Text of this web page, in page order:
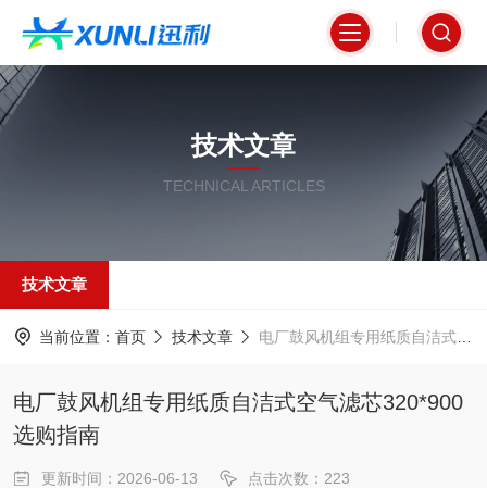
技术文章
TECHNICAL ARTICLES
技术文章
当前位置： 首页 技术文章 电厂鼓风机组专用纸质自洁式空气滤芯320*900选购指南
电厂鼓风机组专用纸质自洁式空气滤芯320*900
选购指南
更新时间：2026-06-13 点击次数：223